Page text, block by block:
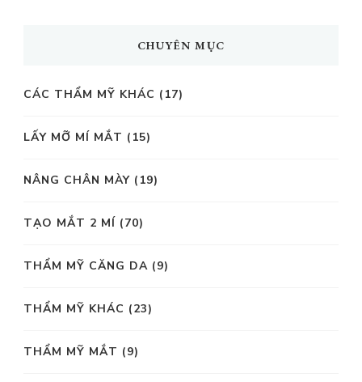
CHUYÊN MỤC
CÁC THẨM MỸ KHÁC (17)
LẤY MỠ MÍ MẮT (15)
NÂNG CHÂN MÀY (19)
TẠO MẮT 2 MÍ (70)
THẨM MỸ CĂNG DA (9)
THẨM MỸ KHÁC (23)
THẨM MỸ MẮT (9)